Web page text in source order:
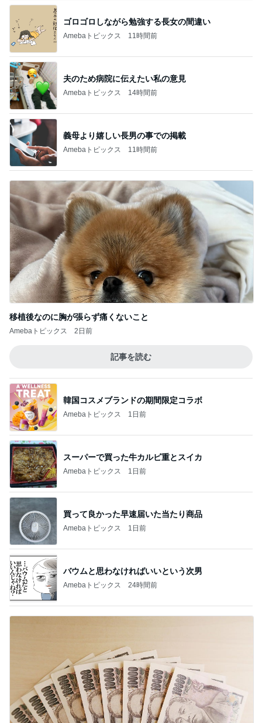
ゴロゴロしながら勉強する長女の間違い
Amebaトピックス 11時間前
夫のため病院に伝えたい私の意見
Amebaトピックス 14時間前
義母より嬉しい長男の事での掲載
Amebaトピックス 11時間前
移植後なのに胸が張らず痛くないこと
Amebaトピックス 2日前
記事を読む
韓国コスメブランドの期間限定コラボ
Amebaトピックス 1日前
スーパーで買った牛カルビ重とスイカ
Amebaトピックス 1日前
買って良かった早速届いた当たり商品
Amebaトピックス 1日前
バウムと思わなければいいという次男
Amebaトピックス 24時間前